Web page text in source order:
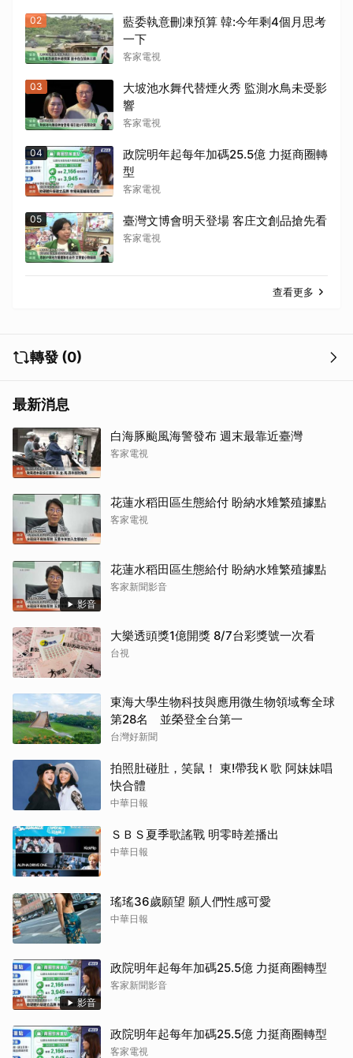
02
藍委執意刪凍預算 韓:今年剩4個月思考
一下
客家電視
03
大坡池水舞代替煙火秀 監測水鳥未受影
響
客家電視
04
政院明年起每年加碼25.5億 力挺商圈轉
型
客家電視
05 臺灣文博會明天登場 客庄文創品搶先看
客家電視
查看更多
轉發 (0)
最新消息
白海豚颱風海警發布 週末最靠近臺灣
客家電視
花蓮水稻田區生態給付 盼納水雉繁殖據點
客家電視
影音
花蓮水稻田區生態給付 盼納水雉繁殖據點
客家新聞影音
大樂透頭獎1億開獎 8/7台彩獎號一次看
台視
東海大學生物科技與應用微生物領域奪全球
第28名 並榮登全台第一
台灣好新聞
拍照肚碰肚，笑鼠！ 東!帶我Ｋ歌 阿妹妹唱
快合體
中華日報
ＳＢＳ夏季歌謠戰 明零時差播出
中華日報
瑤瑤36歲願望 願人們性感可愛
中華日報
影音
政院明年起每年加碼25.5億 力挺商圈轉型
客家新聞影音
政院明年起每年加碼25.5億 力挺商圈轉型
客家電視
取消